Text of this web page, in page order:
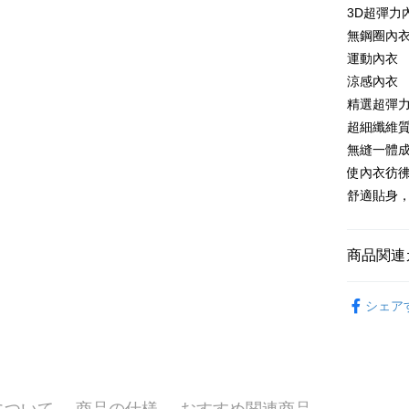
す。
3. 実際の
ジを基準と
4. 注文成
合、注文
評価内容
【支払い
1. 分割払
の締め日
よって提
2.SMSで
3.注文す
4.ご注文
員の場合
5.商品受
たはアプ
ングでお
代金納付
プリをダ
以内まで
もとに計
期限を延
「Hami
信會員帳
元)。
ATM払い
代金引換
配送方法
全家取貨
配送毎に
配送毎に
3D超彈力
無鋼圈內
運動內衣
涼感內衣
精選超彈力
超細纖維
無縫一體
使內衣彷
舒適貼身
商品関連
シェア